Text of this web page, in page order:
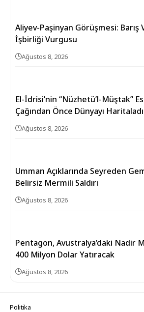
Aliyev-Paşinyan Görüşmesi: Barış
İşbirliği Vurgusu
Ağustos 8, 2026
El-İdrisi’nin “Nüzhetü’l-Müştak”
Çağından Önce Dünyayı Haritaladı
Ağustos 8, 2026
Umman Açıklarında Seyreden
Belirsiz Mermili Saldırı
Ağustos 8, 2026
Pentagon, Avustralya’daki Nadir
400 Milyon Dolar Yatıracak
Ağustos 8, 2026
Politika